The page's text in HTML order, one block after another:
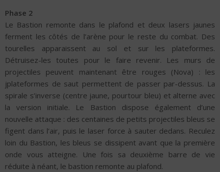
Phase 2
Le Bastion remonte dans le plafond et deux lasers jaunes
ferment les côtés de l’arène pour le reste du combat. Des
tourelles apparaissent au sol et sur les plateformes.
Détruisez-les toutes pour le faire revenir. Les murs de
projectiles peuvent maintenant être rouges (Nova) : les
jplateformes de saut permettent de passer par-dessus. La
spirale s’inverse (centre jaune, pourtour bleu) et alterne avec
la version initiale. Le Bastion dispose également d’une
nouvelle attaque : des centaines de petits projectiles bleus se
figent dans l’air, puis le laser force à sauter dedans. Reculez
loin du Bastion, les bleus se dissipent avant que la première
onde vous atteigne. Une fois sa deuxième barre de vie
réduite à néant, le bastion remonte au plafond.